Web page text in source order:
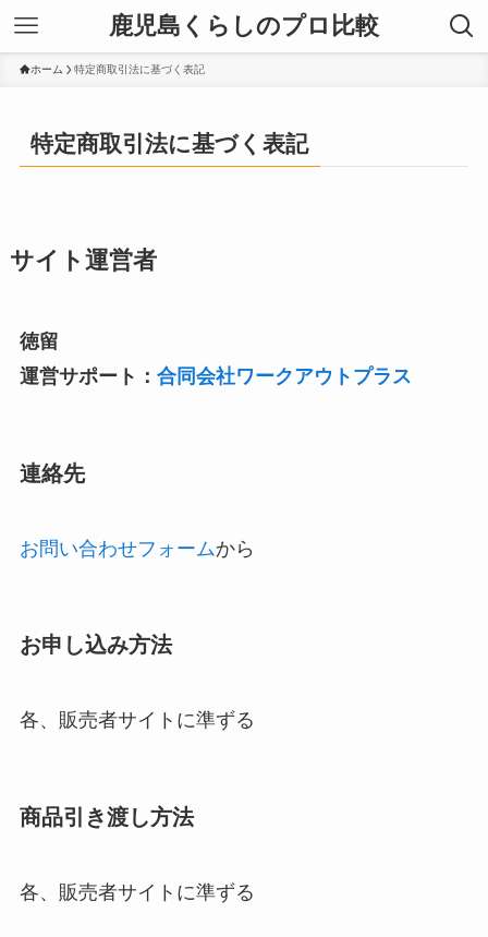
鹿児島くらしのプロ比較
ホーム 特定商取引法に基づく表記
特定商取引法に基づく表記
サイト運営者
徳留
運営サポート： 合同会社ワークアウトプラス
連絡先
お問い合わせフォームから
お申し込み方法
各、販売者サイトに準ずる
商品引き渡し方法
各、販売者サイトに準ずる